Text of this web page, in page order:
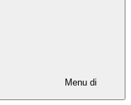
Menu di